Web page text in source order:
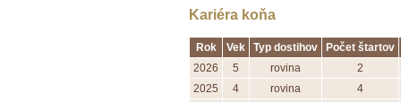
Kariéra koňa
Rok Vek Typ dostihov
Počet štartov
2026
5 rovina
2
2025
4 rovina
4